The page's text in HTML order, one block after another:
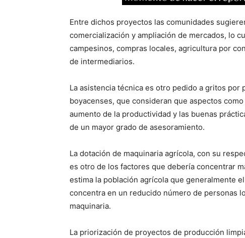
Entre dichos proyectos las comunidades
comercialización y ampliación de mercados, lo
campesinos, compras locales, agricultura por
de intermediarios.
La asistencia técnica es otro pedido a gritos
boyacenses, que consideran que aspectos
aumento de la productividad y las buenas
de un mayor grado de asesoramiento.
La dotación de maquinaria agrícola, con su
es otro de los factores que debería concentrar
estima la población agrícola que generalmente
concentra en un reducido número de personas
maquinaria.
La priorización de proyectos de producción